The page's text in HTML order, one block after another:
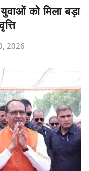
को मिला बड़ा
2026